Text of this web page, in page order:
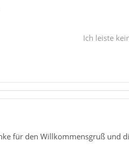
Ich leiste
für den Willkommensgruß und